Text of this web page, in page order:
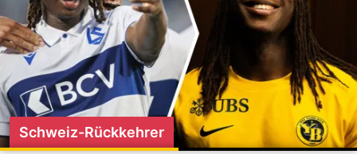
Schweiz-Rückkehrer